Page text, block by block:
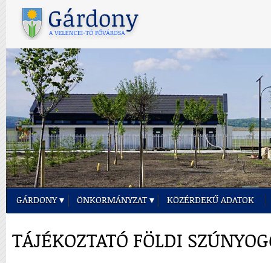
GÁRDONY ÖNKORMÁNYZAT KÖZÉRDEKŰ ADATOK
TÁJÉKOZTATÓ FÖLDI